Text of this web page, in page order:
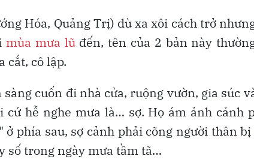
Hóa, Quảng Trị) dù xa xôi cách trở
mùa mưa lũđến, tên của 2 bản này
cắt, cô lập.
cuốn đi nhà cửa, ruộng vườn, gia súc
hễ nghe mưa là… sợ. Họ ám ảnh cảnh
phía sau, sợ cảnh phải cõng người thân
số trong ngày mưa tầm tã…